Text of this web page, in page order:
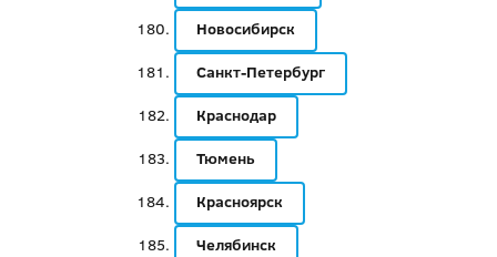
Новосибирск
Санкт-Петербург
Краснодар
Тюмень
Красноярск
Челябинск